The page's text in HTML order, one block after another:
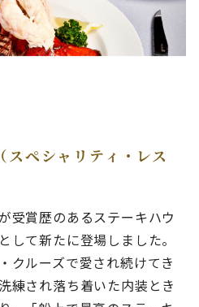
ペシャリティ・レス
受賞歴のあるステーキハウ
して新たに登場しました。
クルーズで愛され続けてき
練され落ち着いた内装とき